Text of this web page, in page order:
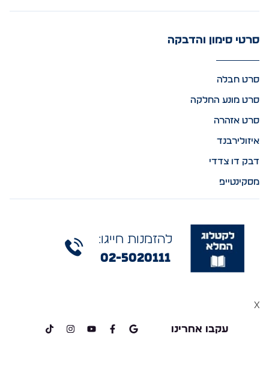
סרטי סימון והדבקה
סרט חבלה
סרט מונע החלקה
סרט אזהרה
איזולירבנד
דבק דו צדדי
מסקינטייפ
להזמנות חייגו:
02-5020111
עקבו אחרינו
x